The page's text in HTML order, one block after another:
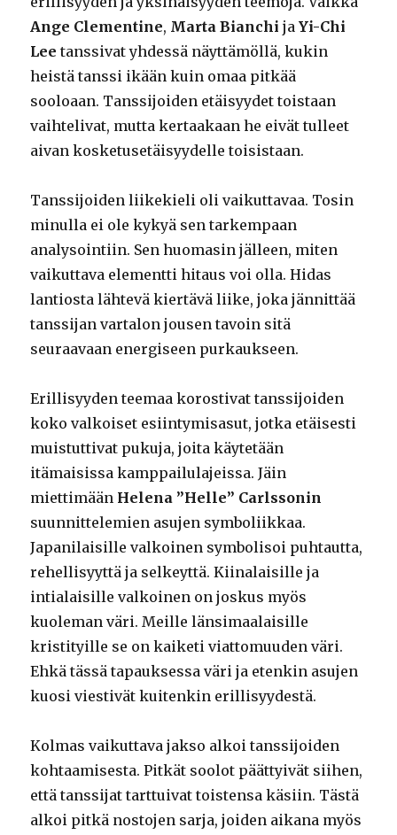
Ange Clementine, Marta Bianchi jaYi-Chi
Lee tanssivat yhdessä näyttämöllä, kukin
heistä tanssi ikään kuin omaa pitkää
sooloaan. Tanssijoiden etäisyydet toistaan
vaihtelivat, mutta kertaakaan he eivät tulleet
aivan kosketusetäisyydelle toisistaan.
Tanssijoiden liikekieli oli vaikuttavaa. Tosin
minulla ei ole kykyä sen tarkempaan
analysointiin. Sen huomasin jälleen, miten
vaikuttava elementti hitaus voi olla. Hidas
lantiosta lähtevä kiertävä liike, joka jännittää
tanssijan vartalon jousen tavoin sitä
seuraavaan energiseen purkaukseen.
Erillisyyden teemaa korostivat tanssijoiden
koko valkoiset esiintymisasut, jotka etäisesti
muistuttivat pukuja, joita käytetään
itämaisissa kamppailulajeissa. Jäin
miettimään Helena ”Helle” Carlssonin
suunnittelemien asujen symboliikkaa.
Japanilaisille valkoinen symbolisoi puhtautta,
rehellisyyttä ja selkeyttä. Kiinalaisille ja
intialaisille valkoinen on joskus myös
kuoleman väri. Meille länsimaalaisille
kristityille se on kaiketi viattomuuden väri.
Ehkä tässä tapauksessa väri ja etenkin asujen
kuosi viestivät kuitenkin erillisyydestä.
Kolmas vaikuttava jakso alkoi tanssijoiden
kohtaamisesta. Pitkät soolot päättyivät siihen,
että tanssijat tarttuivat toistensa käsiin. Tästä
alkoi pitkä nostojen sarja, joiden aikana myös